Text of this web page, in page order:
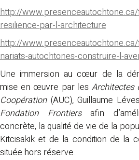
http://
resilience-par-l-architecture
http://
nariats-autochtones-construire-l-
Une immersion au cœur de la
mise en œuvre par les Architectes
Coopération(AUC), Guillaume
Fondation Frontiersafin
concrète, la qualité de vie de la
Kitcisakik et de la condition de la
située hors réserve.